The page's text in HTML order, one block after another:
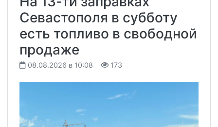
Севастополя в субботу
есть топливо в свободной
продаже
08.08.2026 в 10:08 173